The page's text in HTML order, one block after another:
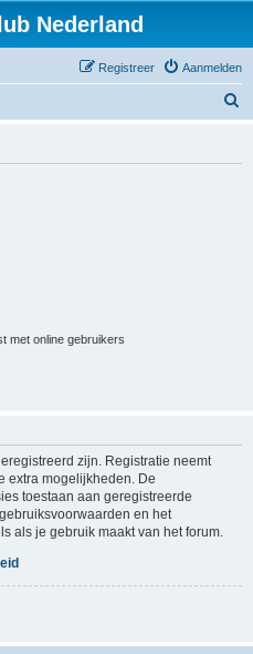
Nederland
Aanmelden
Registreer
met online gebruikers
zijn. Registratie neemt
extra mogelijkheden. De
toestaan aan geregistreerde
en het
als je gebruik maakt van het forum.